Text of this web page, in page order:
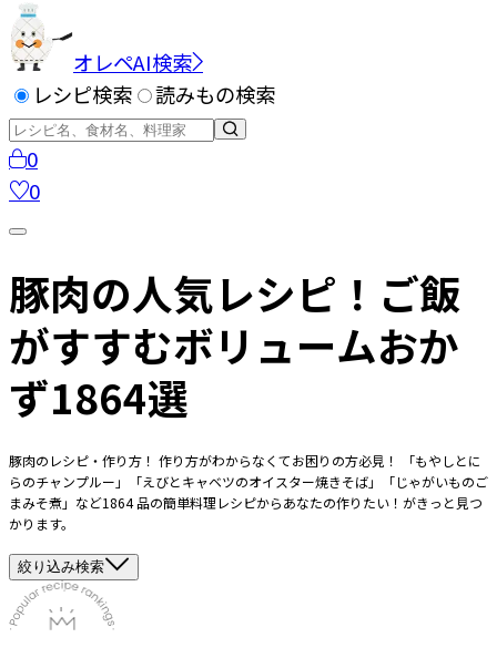
オレペAI検索
レシピ検索
読みもの検索
0
0
豚肉の人気レシピ！ご飯
がすすむボリュームおか
ず1864選
豚肉のレシピ・作り方！ 作り方がわからなくてお困りの方必見！ 「もやしとに
らのチャンプルー」「えびとキャベツのオイスター焼きそば」「じゃがいものご
まみそ煮」など1864 品の簡単料理レシピからあなたの作りたい！がきっと見つ
かります。
絞り込み検索